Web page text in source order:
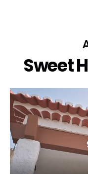
Sweet